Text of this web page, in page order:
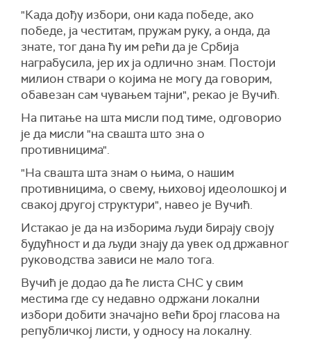
"Када дођу избори, они када победе, ако
победе, ја честитам, пружам руку, а онда, да
знате, тог дана ћу им рећи да је Србија
награбусила, јер их ја одлично знам. Постоји
милион ствари о којима не могу да говорим,
обавезан сам чувањем тајни", рекао је Вучић.
На питање на шта мисли под тиме, одговорио
је да мисли "на свашта што зна о
противницима".
"На свашта шта знам о њима, о нашим
противницима, о свему, њиховој идеолошкој и
свакој другој структури", навео је Вучић.
Истакао је да на изборима људи бирају своју
будућност и да људи знају да увек од државног
руководства зависи не мало тога.
Вучић је додао да ће листа СНС у свим
местима где су недавно одржани локални
избори добити значајно већи број гласова на
републичкој листи, у односу на локалну.